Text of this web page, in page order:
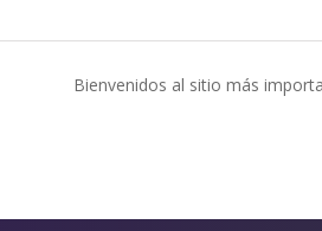
Bienvenidos al sitio más